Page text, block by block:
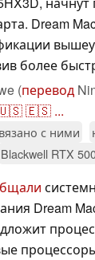
Dream
более
(перевод
🇪🇸 ...
с ними
Blackwell RTX
Dream